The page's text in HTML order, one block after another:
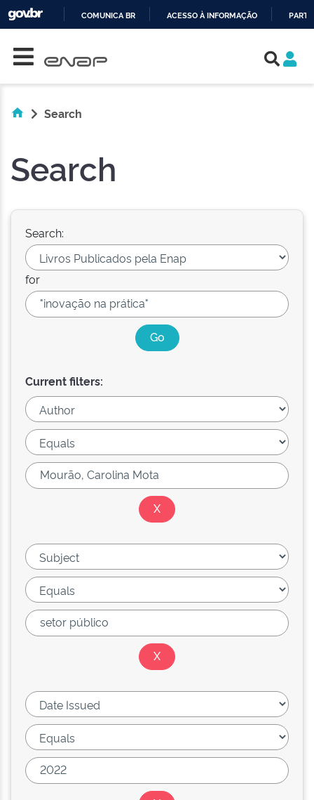
COMUNICA BR ACESSO À INFORMAÇÃO
Search
Search
Search:
for
Current filters: